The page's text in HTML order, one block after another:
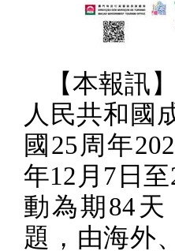
【本報訊
人民共和國
國 25周年
年12 月 7 日至
動為期 84天
題，由海外